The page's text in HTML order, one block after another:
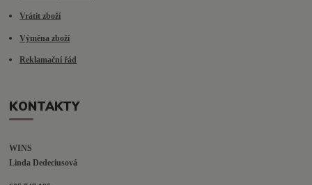
Vrátit zboží
Výměna zboží
Reklamační řád
KONTAKTY
WINS
Linda Dedeciusová